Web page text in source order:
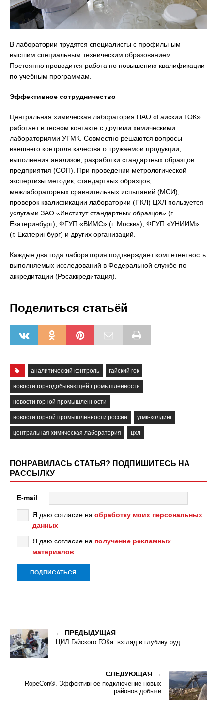
В лаборатории трудятся специалисты с профильным
высшим специальным техническим образованием.
Постоянно проводится работа по повышению квалификации
по учебным программам.
Эффективное сотрудничество
Центральная химическая лаборатория ПАО «Гайский ГОК»
работает в тесном контакте с другими химическими
лабораториями УГМК. Совместно решаются вопросы
внешнего контроля качества отгружаемой продукции,
выполнения анализов, разработки стандартных образцов
предприятия (СОП). При проведении метрологической
экспертизы методик, стандартных образцов,
межлабораторных сравнительных испытаний (МСИ),
проверок квалификации лаборатории (ПКЛ) ЦХЛ пользуется
услугами ЗАО «Институт стандартных образцов» (г.
Екатеринбург), ФГУП «ВИМС» (г. Москва), ФГУП «УНИИМ»
(г. Екатеринбург) и других организаций.
Каждые два года лаборатория подтверждает компетентность
выполняемых исследований в Федеральной службе по
аккредитации (Росаккредитация).
Поделиться статьёй
аналитический контроль гайский гок
новости горнодобывающей промышленности
новости горной промышленности
новости горной промышленности россии угмк-холдинг
центральная химическая лаборатория цхл
ПОНРАВИЛАСЬ СТАТЬЯ? ПОДПИШИТЕСЬ НА
РАССЫЛКУ
E-mail
Я даю согласие на обработку моих персональных
данных
Я даю согласие на получение рекламных
материалов
ПРЕДЫДУЩАЯ
ЦИЛ Гайского ГОКа: взгляд в глубину руд
СЛЕДУЮЩАЯ
RopeCon®. Эффективное подключение новых
районов добычи